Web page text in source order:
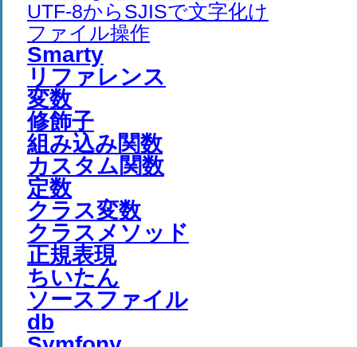
UTF-8からSJISで文字化け
ファイル操作
Smarty
リファレンス
変数
修飾子
組み込み関数
カスタム関数
定数
クラス変数
クラスメソッド
正規表現
ちいたん
ソースファイル
db